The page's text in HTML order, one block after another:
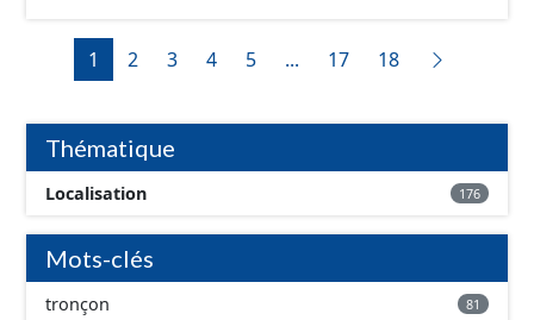
...) ainsi que les modes doux spécifiques reliant 2
tronçons (escalier, voie piétonne spécifique...).
1 2 3 4 5 ... 17 18
Thématique
Localisation 176
Mots-clés
tronçon 81